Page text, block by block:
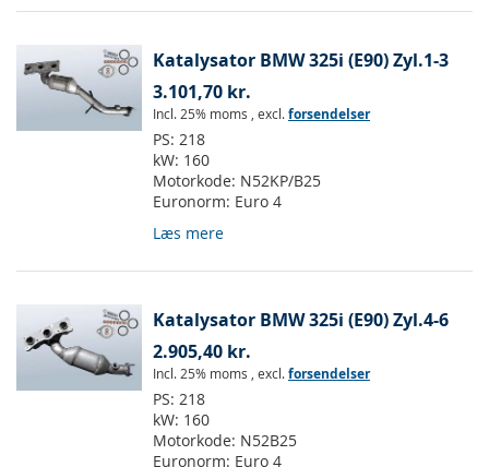
Katalysator BMW 325i (E90) Zyl.1-3
3.101,70 kr.
Incl. 25% moms , excl.forsendelser
PS: 218
kW: 160
Motorkode: N52KP/B25
Euronorm: Euro 4
Læs mere
Katalysator BMW 325i (E90) Zyl.4-6
2.905,40 kr.
Incl. 25% moms , excl.forsendelser
PS: 218
kW: 160
Motorkode: N52B25
Euronorm: Euro 4